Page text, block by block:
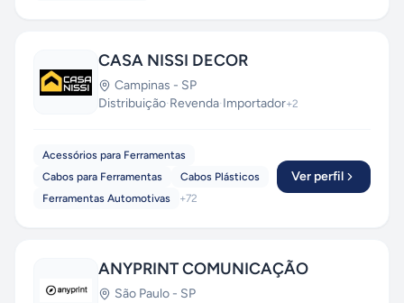
CASA NISSI DECOR
Campinas - SP
Distribuição·Revenda·Importador+2
Acessórios para Ferramentas
Cabos para Ferramentas
Cabos Plásticos
Ferramentas Automotivas
+72
Ver perfil
ANYPRINT COMUNICAÇÃO
São Paulo - SP